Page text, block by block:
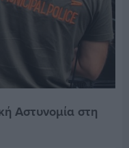
Αστυνομία στη